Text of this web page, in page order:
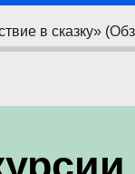
в сказку»